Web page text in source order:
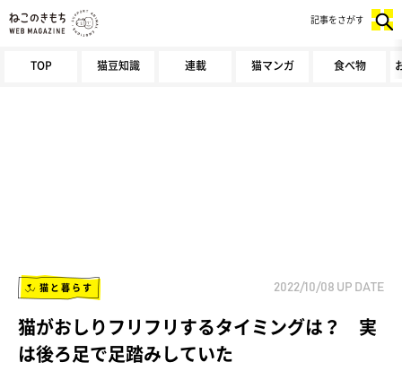
TOP 猫豆知識 連載 猫マンガ 食べ物
記事をさがす
猫と暮らす 2022/10/08 UP DATE
猫がおしりフリフリするタイミングは？ 実
は後ろ足で足踏みしていた